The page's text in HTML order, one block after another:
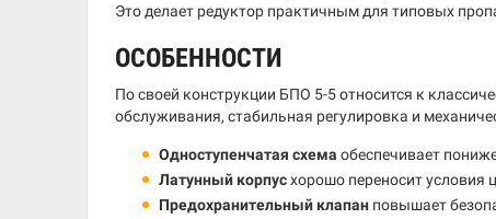
Это делает редуктор практичным для типовых
ОСОБЕННОСТИ
По своей конструкции БПО 5-5 относится к
обслуживания, стабильная регулировка и
Одноступенчатая схема обеспечивает
Латунный корпусхорошо переносит условия
Предохранительный клапан повышает